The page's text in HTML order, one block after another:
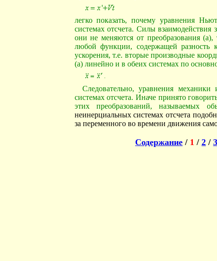
легко показать, почему уравнения
системах отсчета. Силы взаимодействия
они не меняются от преобразования
любой функции, содержащей разность
ускорения, т.е. вторые производные
(а) линейно и в обеих системах по
Следовательно, уравнения
системах отсчета. Иначе принято
этих преобразований, называемых
неинерциальных системах отсчета
за переменного во времени движения
Содержание / 1 / 2 / 3